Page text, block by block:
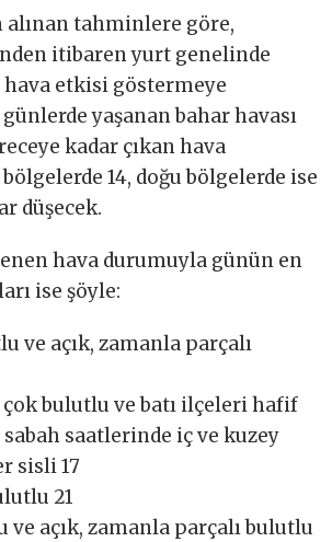
alınan tahminlere göre,
itibaren yurt genelinde
hava etkisi göstermeye
yaşanan bahar havası
kadar çıkan hava
bölgelerde 14, doğu bölgelerde ise
düşecek.
hava durumuyla günün en
ise şöyle:
ve açık, zamanla parçalı
çok bulutlu ve batı ilçeleri hafif
sabah saatlerinde iç ve kuzey
sisli 17
21
ve açık, zamanla parçalı bulutlu